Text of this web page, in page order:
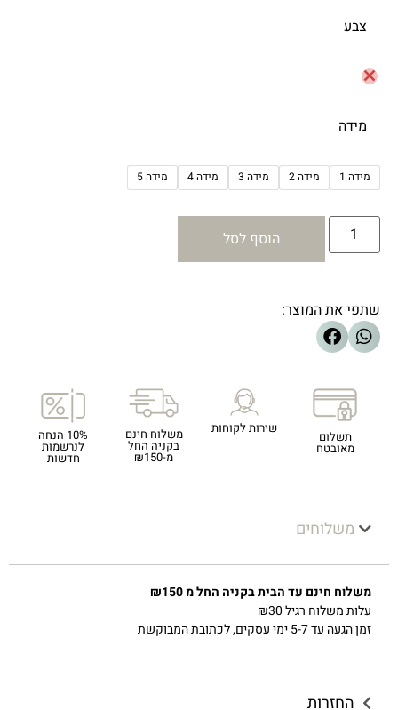
צבע
מידה
מידה 1 מידה 2 מידה 3 מידה 4 מידה 5
הוסף לסל
שתפי את המוצר:
תשלום
מאובטח
שירות לקוחות משלוח חינם
בקניה החל
מ-₪150
10% הנחה
לנרשמות
חדשות
משלוחים
משלוח חינם עד הבית בקניה החל מ ₪150
עלות משלוח רגיל ₪30
זמן הגעה עד 5-7 ימי עסקים, לכתובת המבוקשת
החזרות